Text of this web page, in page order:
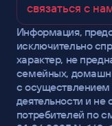
ir@f1ai.ru
cвязаться с
Информация,
исключительно
характер, не
семейных,
с
деятельности и не
потребителей по